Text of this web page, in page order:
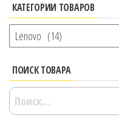
КАТЕГОРИИ ТОВАРОВ
ПОИСК ТОВАРА
Найти: